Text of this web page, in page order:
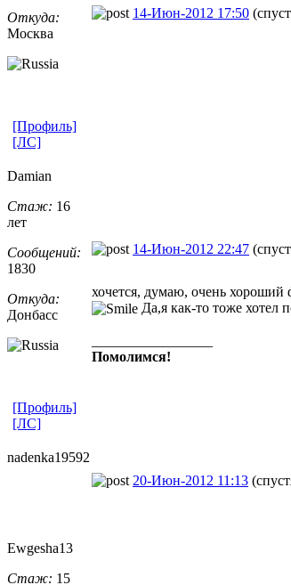
Откуда:
Москва
14-Июн-2012 17:50
[Профиль]
[ЛС]
Damian
Стаж: 16
лет
Сообщений:
1830
Откуда:
Донбасс
14-Июн-2012 22:47
хочется, думаю, очень хороший
Да,я как-то тоже хотел
Помолимся!
[Профиль]
[ЛС]
nadenka19592
20-Июн-2012 11:13
Ewgesha13
Стаж: 15